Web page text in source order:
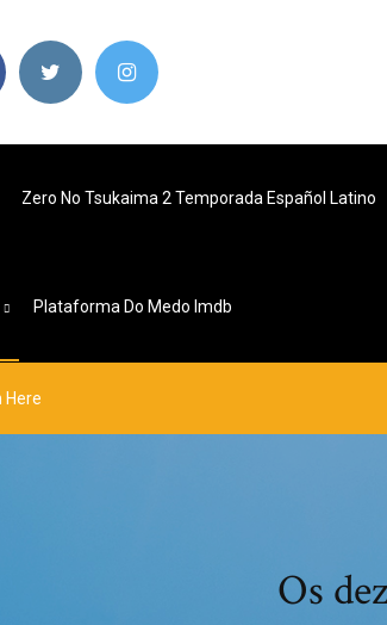
Zero No Tsukaima 2 Temporada Español Latino
Plataforma Do Medo Imdb
Os